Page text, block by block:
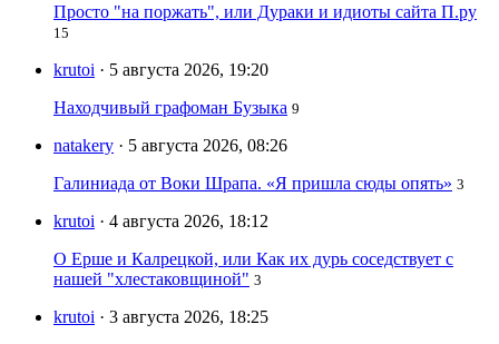
Просто "на поржать", или Дураки и идиоты сайта П.ру
15
krutoi · 5 августа 2026, 19:20
Находчивый графоман Бузыка 9
natakery · 5 августа 2026, 08:26
Галиниада от Воки Шрапа. «Я пришла сюды опять» 3
krutoi · 4 августа 2026, 18:12
О Ерше и Калрецкой, или Как их дурь соседствует с
нашей "хлестаковщиной" 3
krutoi · 3 августа 2026, 18:25